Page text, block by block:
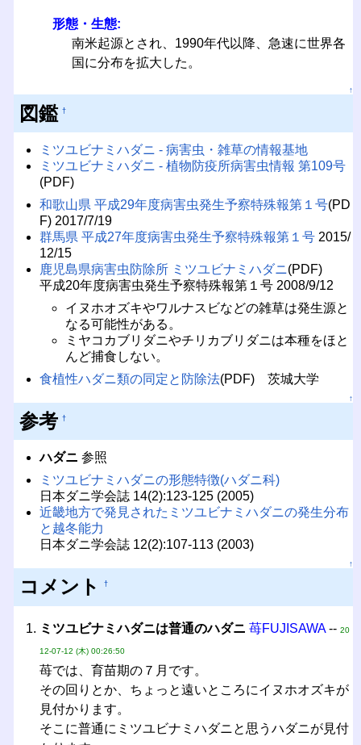
形態・生態:
南米起源とされ、1990年代以降、急速に世界各
国に分布を拡大した。
↑
図鑑 †
ミツユビナミハダニ - 病害虫・雑草の情報基地
ミツユビナミハダニ - 植物防疫所病害虫情報 第109号
(PDF)
和歌山県 平成29年度病害虫発生予察特殊報第１号(PD
F) 2017/7/19
群馬県 平成27年度病害虫発生予察特殊報第１号2015/
12/15
鹿児島県病害虫防除所 ミツユビナミハダニ(PDF)
平成20年度病害虫発生予察特殊報第１号 2008/9/12
イヌホオズキやワルナスビなどの雑草は発生源と
なる可能性がある。
ミヤコカブリダニやチリカブリダニは本種をほと
んど捕食しない。
食植性ハダニ類の同定と防除法(PDF) 茨城大学
↑
参考 †
ハダニ 参照
ミツユビナミハダニの形態特徴(ハダニ科)
日本ダニ学会誌 14(2):123-125 (2005)
近畿地方で発見されたミツユビナミハダニの発生分布
と越冬能力
日本ダニ学会誌 12(2):107-113 (2003)
↑
コメント †
ミツユビナミハダニは普通のハダニ 苺FUJISAWA-- 20
12-07-12 (木) 00:26:50
苺では、育苗期の７月です。
その回りとか、ちょっと遠いところにイヌホオズキが
見付かります。
そこに普通にミツユビナミハダニと思うハダニが見付